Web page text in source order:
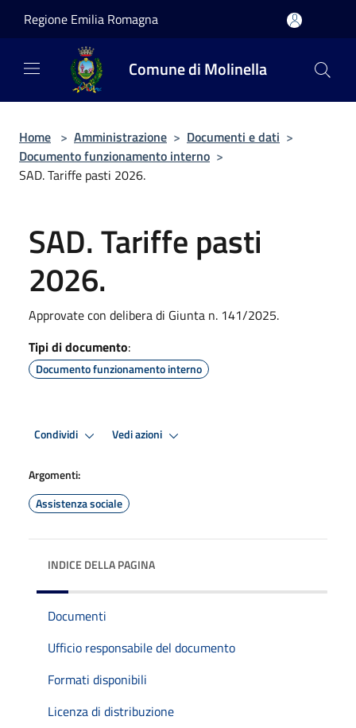
Regione Emilia Romagna
Comune di Molinella
Home > Amministrazione > Documenti e dati >
Documento funzionamento interno >
SAD. Tariffe pasti 2026.
SAD. Tariffe pasti
2026.
Approvate con delibera di Giunta n. 141/2025.
Tipi di documento:
Documento funzionamento interno
Condividi Vedi azioni
Argomenti:
Assistenza sociale
INDICE DELLA PAGINA
Documenti
Ufficio responsabile del documento
Formati disponibili
Licenza di distribuzione